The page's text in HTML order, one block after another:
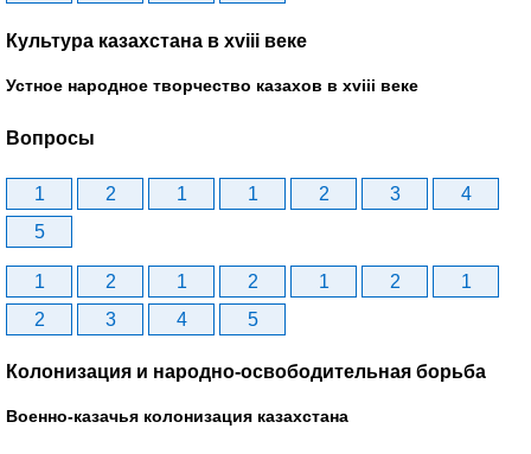
Культура казахстана в xviii веке
Устное народное творчество казахов в xviii веке
Вопросы
1 2 1 1 2 3
4
5
1 2 1 2 1 2
1
2
3 4 5
Колонизация и народно-освободительная борьба
Военно-казачья колонизация казахстана